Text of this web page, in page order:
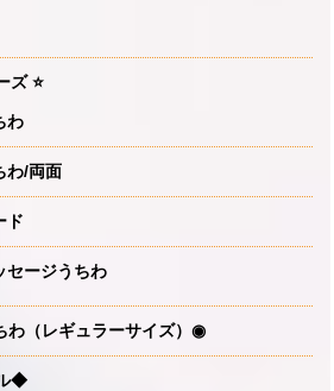
ズ ⭐️
わ
わ/両面
ド
セージうちわ
わ（レギュラーサイズ）◉
◆